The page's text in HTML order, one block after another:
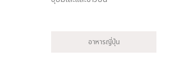
อาหารญี่ปุ่น